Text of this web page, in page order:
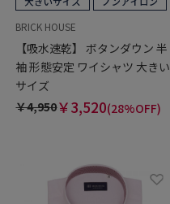
BRICK HOUSE
【吸水速乾】 ボタンダウン 半
袖 形態安定 ワイシャツ 大きい
サイズ
￥4,950￥3,520(28%OFF)